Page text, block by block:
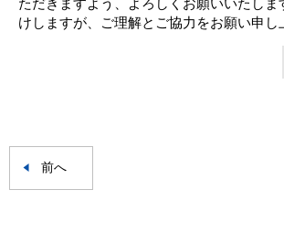
ただきますよう、よろしくお願いいたしま
けしますが、ご理解とご協力をお願い申し
前へ